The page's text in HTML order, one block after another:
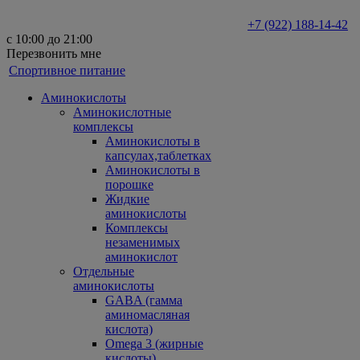
+7 (922) 188-14-42
с 10:00 до 21:00
Перезвонить мне
Спортивное питание
Аминокислоты
Аминокислотные
комплексы
Аминокислоты в
капсулах,таблетках
Аминокислоты в
порошке
Жидкие
аминокислоты
Комплексы
незаменимых
аминокислот
Отдельные
аминокислоты
GABA (гамма
аминомасляная
кислота)
Omega 3 (жирные